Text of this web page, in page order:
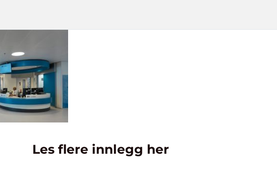
Les flere innlegg her